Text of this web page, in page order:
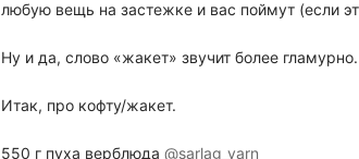
любую вещь на застежке и вас поймут (если
Ну и да, слово «жакет» звучит более гламурно.
Итак, про кофту/жакет.
550 г пуха верблюда @sarlag_yarn